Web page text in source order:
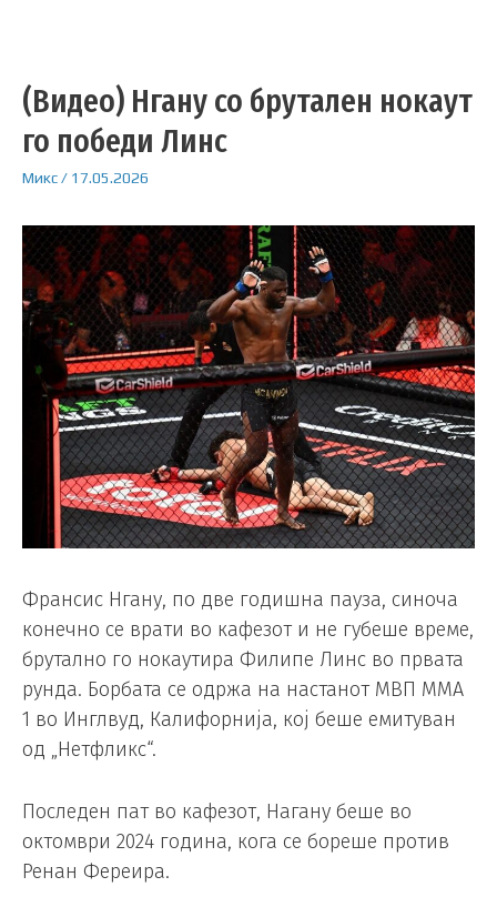
(Видео) Нгану со брутален нокаут
го победи Линс
Микс/ 17.05.2026
Франсис Нгану, по две годишна пауза, синоча
конечно се врати во кафезот и не губеше време,
брутално го нокаутира Филипе Линс во првата
рунда. Борбата се одржа на настанот MВП MMA
1 во Инглвуд, Калифорнија, кој беше емитуван
од „Нетфликс“.
Последен пат во кафезот, Нагану беше во
октомври 2024 година, кога се бореше против
Ренан Фереира.